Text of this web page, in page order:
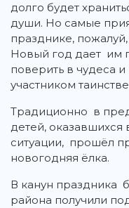
долго будет
души. Но самые
празднике,
Новый год дает им
поверить в чудеса
участником
Традиционно в
детей,
ситуации, прошёл
новогодняя ёлка.
В канун праздника
района получили